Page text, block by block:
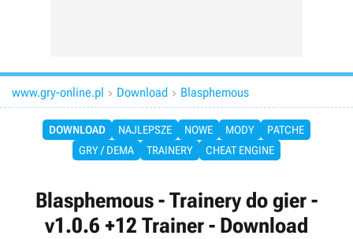
www.gry-online.pl  Download  Blasphemous
DOWNLOAD NAJLEPSZE NOWE MODY
PATCHE
GRY / DEMA
TRAINERY CHEAT ENGINE
Blasphemous - Trainery do gier -
v1.0.6 +12 Trainer - Download